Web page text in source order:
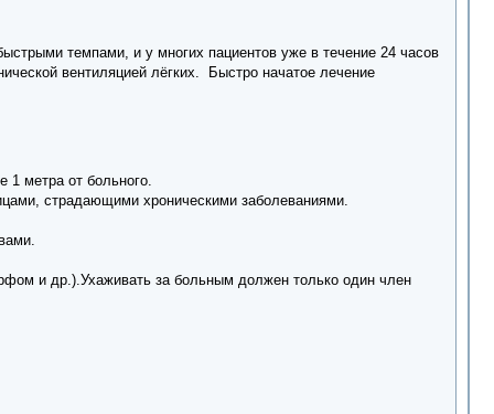
темпами, и у многих пациентов уже в течение 24 часов
вентиляцией лёгких. Быстро начатое лечение
1 метра от больного.
страдающими хроническими заболеваниями.
и др.).Ухаживать за больным должен только один член